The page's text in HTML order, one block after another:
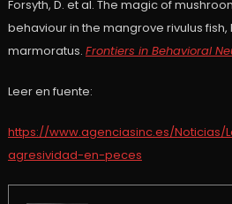
Forsyth, D. et al. The magic of
behaviour in the mangrove rivulus fish,
marmoratus. Frontiers in Behavioral
Leer en fuente:
https://www.agenciasinc.es/
agresividad-en-peces